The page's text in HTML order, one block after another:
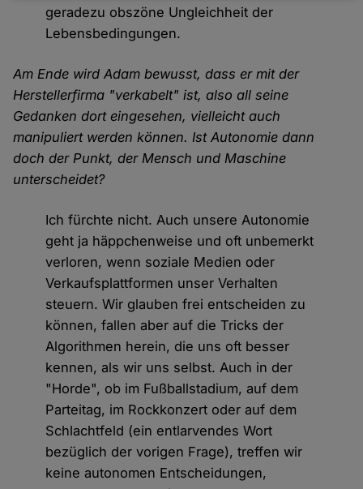
geradezu obszöne Ungleichheit der
Lebensbedingungen.
Am Ende wird Adam bewusst, dass er mit der
Herstellerfirma "verkabelt" ist, also all seine
Gedanken dort eingesehen, vielleicht auch
manipuliert werden können. Ist Autonomie dann
doch der Punkt, der Mensch und Maschine
unterscheidet?
Ich fürchte nicht. Auch unsere Autonomie
geht ja häppchenweise und oft unbemerkt
verloren, wenn soziale Medien oder
Verkaufsplattformen unser Verhalten
steuern. Wir glauben frei entscheiden zu
können, fallen aber auf die Tricks der
Algorithmen herein, die uns oft besser
kennen, als wir uns selbst. Auch in der
"Horde", ob im Fußballstadium, auf dem
Parteitag, im Rockkonzert oder auf dem
Schlachtfeld (ein entlarvendes Wort
bezüglich der vorigen Frage), treffen wir
keine autonomen Entscheidungen,
und
Cookies